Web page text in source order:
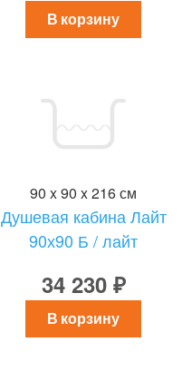
В корзину
90 x 90 x 216 см
Душевая кабина Лайт
90х90 Б / лайт
34 230 ₽
В корзину